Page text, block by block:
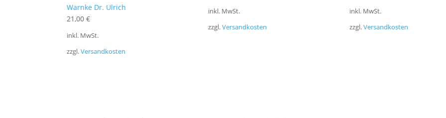
Warnke Dr. Ulrich
21,00€
inkl. MwSt.
zzgl.Versandkosten
inkl. MwSt.
zzgl.Versandkosten
inkl. MwSt.
zzgl.Versandkosten